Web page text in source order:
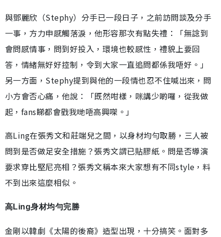
與鄧麗欣（Stephy）分手已一段日子，之前訪問談及分手
一事，方力申感觸落淚，他形容那次有點失禮：「無諗到
會問感情事，問到好投入，環境也較感性，禮貌上要回
答，情緒無好好控制，令到大家一直追問都係我唔好。」
另一方面，Stephy提到與他的一段情也忍不住喊出來，問
小方會否心痛，他說：「既然咁樣，咪講少啲囉，從我做
起，fans睇都會戥我哋唔高興㗎。」
高Ling在張秀文和莊端兒之間，以身材均勻取勝，三人被
問到是否做足安全措施？張秀文謂已貼膠紙。問是否導演
要求穿比堅尼亮相？張秀文稱本來大家想有不同style，料
不到出來這麼相似。
高Ling身材均勻完勝
金剛以韓劇《太陽的後裔》造型出現，十分搞笑。面對多